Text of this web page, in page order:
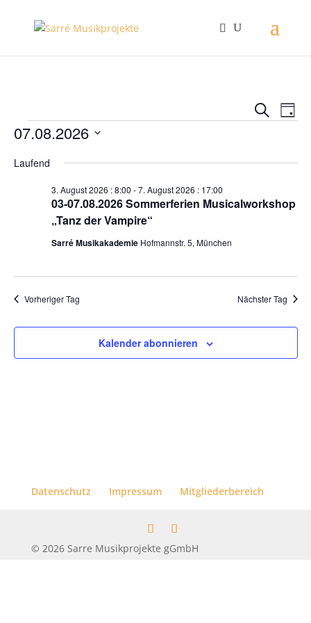
Suche
SucheTag
Veranstaltungen
07.08.2026
wählen.
Laufend
03-07.08.2026 Sommerferien Musicalworkshop
„Tanz der Vampire“
3. August 2026 : 8:00 -7. August 2026 : 17:00
Sarré Musikakademie Hofmannstr. 5, München
Vorheriger Tag Nächster Tag
Kalender abonnieren
Datenschutz Impressum Mitgliederbereich
© 2026 Sarre Musikprojekte gGmbH